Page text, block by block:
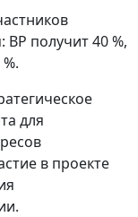
получит 40 %,
для
в проекте